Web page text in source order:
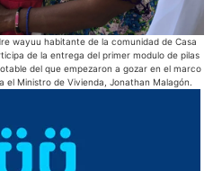
wayuu habitante de la comunidad de Casa
de la entrega del primer modulo de pilas
del que empezaron a gozar en el marco
el Ministro de Vivienda, Jonathan Malagón.